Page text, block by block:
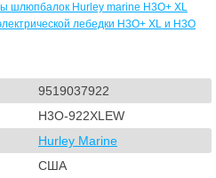
шлюпбалок Hurley marine H3O+ XL
лебедки H3O+ XL и H3O
9519037922
H3O-922XLEW
Hurley Marine
США